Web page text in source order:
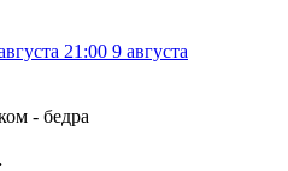
21:00 9 августа
- бедра